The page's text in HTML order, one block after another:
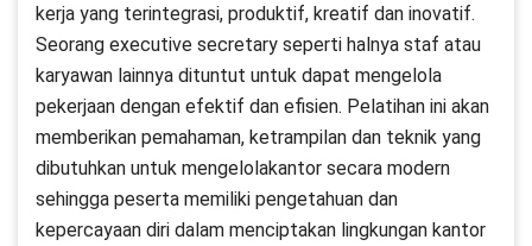
kerja yang terintegrasi, produktif, kreatif dan inovatif.
Seorang executive secretary seperti halnya staf atau
karyawan lainnya dituntut untuk dapat mengelola
pekerjaan dengan efektif dan efisien. Pelatihan ini akan
memberikan pemahaman, ketrampilan dan teknik yang
dibutuhkan untuk mengelolakantor secara modern
sehingga peserta memiliki pengetahuan dan
kepercayaan diri dalam menciptakan lingkungan kantor